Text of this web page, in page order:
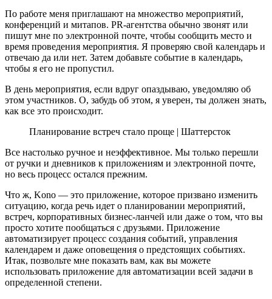
По работе меня приглашают на множество мероприятий,
конференций и митапов. PR-агентства обычно звонят или
пишут мне по электронной почте, чтобы сообщить место и
время проведения мероприятия. Я проверяю свой календарь и
отвечаю да или нет. Затем добавьте событие в календарь,
чтобы я его не пропустил.
В день мероприятия, если вдруг опаздываю, уведомляю об
этом участников. О, забудь об этом, я уверен, ты должен знать,
как все это происходит.
Планирование встреч стало проще | Шаттерсток
Все настолько ручное и неэффективное. Мы только перешли
от ручки и дневников к приложениям и электронной почте,
но весь процесс остался прежним.
Что ж, Kono — это приложение, которое призвано изменить
ситуацию, когда речь идет о планировании мероприятий,
встреч, корпоративных бизнес-ланчей или даже о том, что вы
просто хотите пообщаться с друзьями. Приложение
автоматизирует процесс создания событий, управления
календарем и даже оповещения о предстоящих событиях.
Итак, позвольте мне показать вам, как вы можете
использовать приложение для автоматизации всей задачи в
определенной степени.